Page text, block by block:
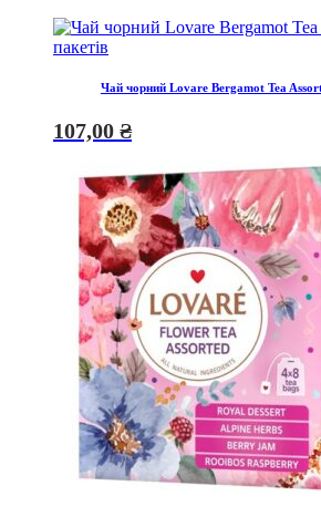
Чай чорний Lovare Bergamot Tea
107,00 ₴